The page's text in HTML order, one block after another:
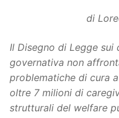
di
Il Disegno di Legge
governativa non
problematiche di cura
oltre 7 milioni di
strutturali del welfare